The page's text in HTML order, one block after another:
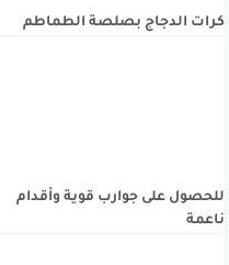
كرات الدجاج بصلصة الطماطم
للحصول على جوارب قوية وأقدام
ناعمة